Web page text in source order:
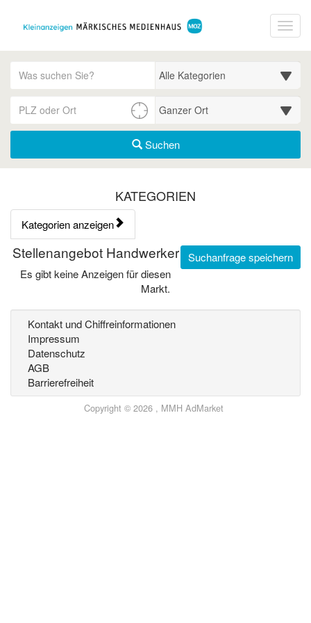
Suchen
Kategorien & Anzeigen
KATEGORIEN
Kategorien anzeigen
Bedienhinweis: Navigieren Sie mit Tab (Shift+Tab zurück).
Rubrik:
Stellenangebot Handwerker
Suchanfrage speichern
Es gibt keine Anzeigen für diesen
Markt.
Kontakt und Chiffreinformationen
Impressum
Datenschutz
AGB
Barrierefreiheit
Copyright © 2026 , MMH AdMarket